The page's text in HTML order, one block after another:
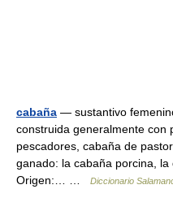
cabaña — sustantivo
construida generalmente con
pescadores, cabaña de
ganado: la cabaña porcina, la
Origen:… …
Diccionario